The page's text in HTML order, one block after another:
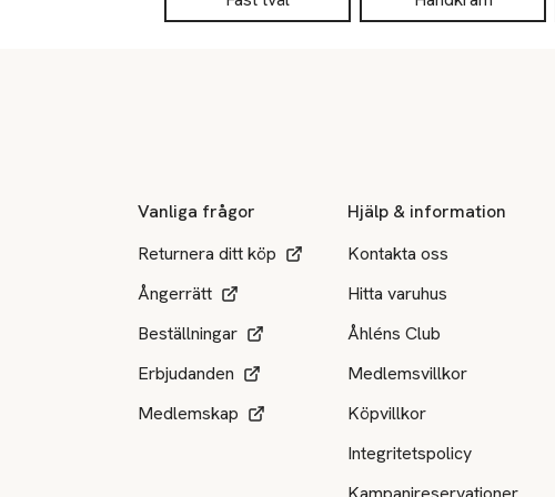
Vanliga frågor
Returnera ditt köp
Ångerrätt
Beställningar
Erbjudanden
Medlemskap
Hjälp & information
Kontakta oss
Hitta varuhus
Åhléns Club
Medlemsvillkor
Köpvillkor
Integritetspolicy